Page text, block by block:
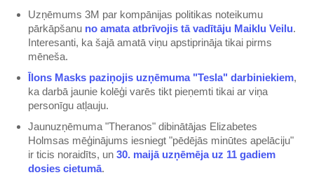
Uzņēmums 3M par kompānijas politikas noteikumu
pārkāpšanu ​no amata atbrīvojis tā vadītāju Maiklu Veilu​.
Interesanti, ka šajā amatā viņu apstiprināja tikai pirms
mēneša.
​Īlons Masks paziņojis uzņēmuma "Tesla" darbiniekiem​,
ka darbā jaunie kolēģi varēs tikt pieņemti tikai ar viņa
personīgu atļauju.
Jaunuzņēmuma "Theranos" dibinātājas Elizabetes
Holmsas mēģinājums iesniegt "pēdējās minūtes apelāciju"
ir ticis noraidīts, un ​30. maijā uzņēmēja uz 11 gadiem
dosies cietumā​.